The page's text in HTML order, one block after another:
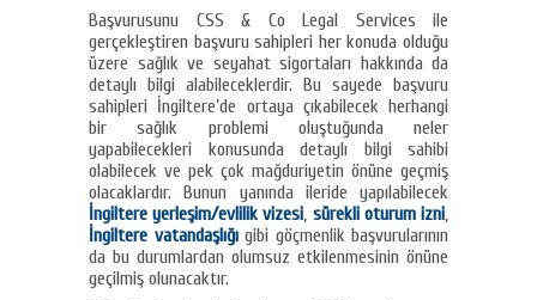
Başvurusunu CSS & Co Legal Services ile
gerçekleştiren başvuru sahipleri her konuda olduğu
üzere sağlık ve seyahat sigortaları hakkında da
detaylı bilgi alabileceklerdir. Bu sayede başvuru
sahipleri İngiltere’de ortaya çıkabilecek herhangi
bir sağlık problemi oluştuğunda neler
yapabilecekleri konusunda detaylı bilgi sahibi
olabilecek ve pek çok mağduriyetin önüne geçmiş
olacaklardır. Bunun yanında ileride yapılabilecek
İngiltere yerleşim/evlilik vizesi, sürekli oturum izni,
İngiltere vatandaşlığıgibi göçmenlik başvurularının
da bu durumlardan olumsuz etkilenmesinin önüne
geçilmiş olunacaktır.